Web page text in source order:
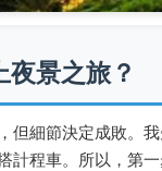
景之旅？
但細節決定成敗。
程車。所以，第一